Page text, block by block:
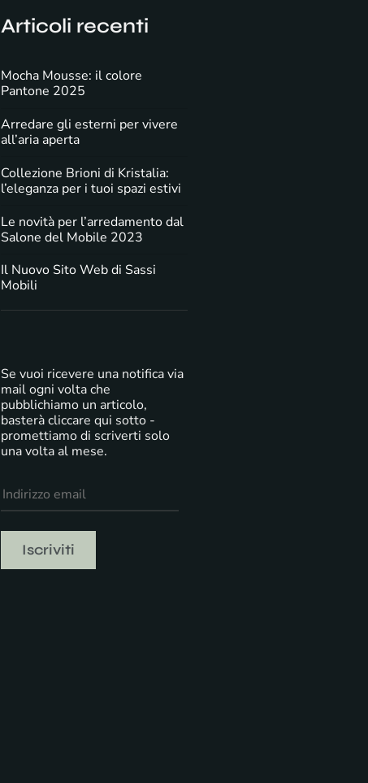
Articoli recenti
Mocha Mousse: il colore
Pantone 2025
Arredare gli esterni per vivere
all’aria aperta
Collezione Brioni di Kristalia:
l’eleganza per i tuoi spazi estivi
Le novità per l’arredamento dal
Salone del Mobile 2023
Il Nuovo Sito Web di Sassi
Mobili
Se vuoi ricevere una notifica via
mail ogni volta che
pubblichiamo un articolo,
basterà cliccare qui sotto -
promettiamo di scriverti solo
una volta al mese.
Iscriviti